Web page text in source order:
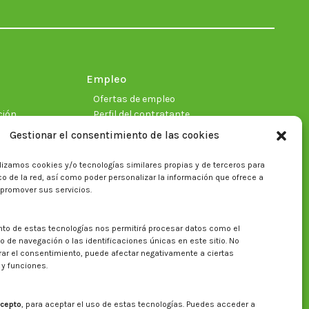
Gestionar el consentimiento de las cookies
cookies y/o tecnologías similares propias y de terceros para
de la red, así como poder personalizar la información que ofrece a
sus servicios.
de estas tecnologías nos permitirá procesar datos como el
de navegación o las identificaciones únicas en este sitio. No
el consentimiento, puede afectar negativamente a ciertas
funciones.
, para aceptar el uso de estas tecnologías. Puedes acceder a
new new new new new new
Empleo
Ofertas de empleo
Perfil del contratante
Buscar en la web del CITA
Buscar: